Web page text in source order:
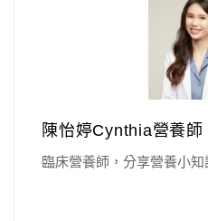
陳怡婷Cynthia營養師
臨床營養師，分享營養小知